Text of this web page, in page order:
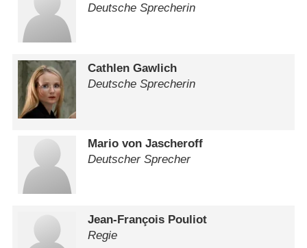
Deutsche Sprecherin
Cathlen Gawlich
Deutsche Sprecherin
Mario von Jascheroff
Deutscher Sprecher
Jean-François Pouliot
Regie